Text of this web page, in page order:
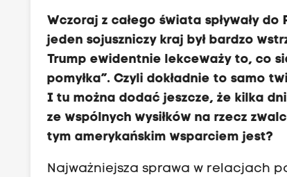
Wczoraj z całego świata spływały
jeden sojuszniczy kraj był bardzo
Trump ewidentnie lekceważy to, co
pomyłka”. Czyli dokładnie to samo
I tu można dodać jeszcze, że kilka
ze wspólnych wysiłków na rzecz
tym amerykańskim wsparciem jest?
Najważniejsza sprawa w relacjach